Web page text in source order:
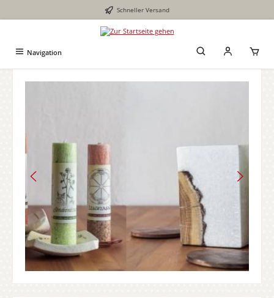
Schneller Versand
Navigation